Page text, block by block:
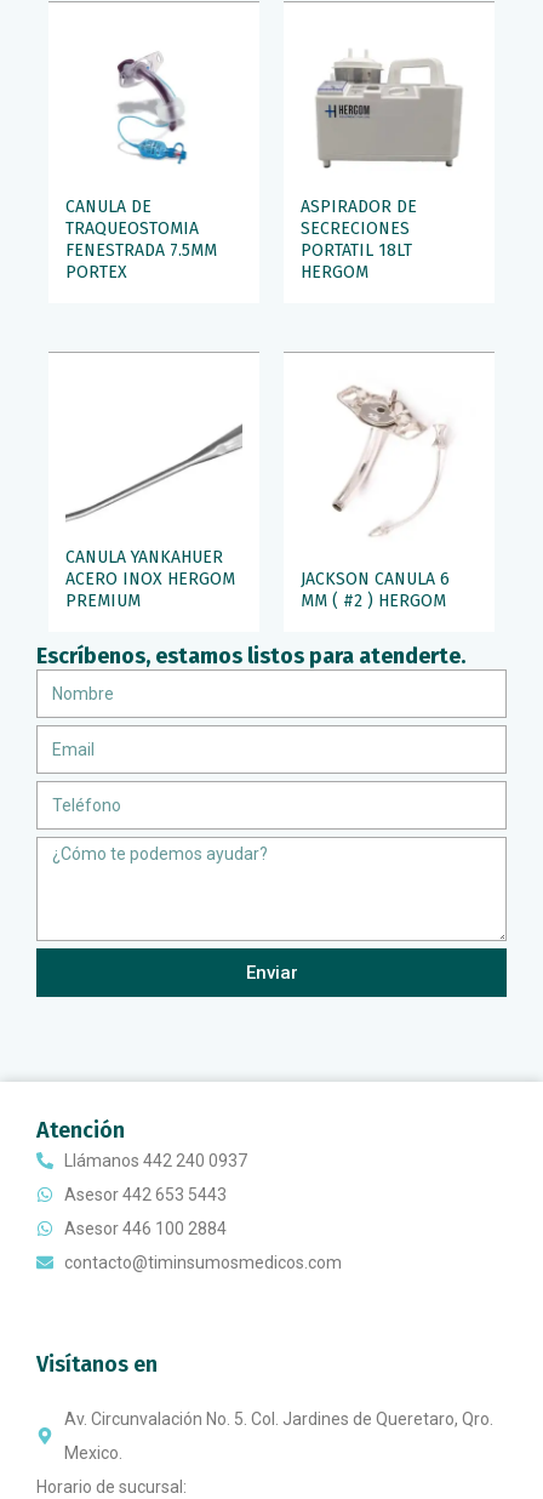
Escríbenos, estamos listos para atenderte.
Message
Enviar
CANULA DE
TRAQUEOSTOMIA
FENESTRADA 7.5MM
PORTEX
ASPIRADOR DE
SECRECIONES
PORTATIL 18LT
HERGOM
CANULA YANKAHUER
ACERO INOX HERGOM
PREMIUM
JACKSON CANULA 6
MM ( #2 ) HERGOM
Atención
Llámanos 442 240 0937
Asesor 442 653 5443
Asesor 446 100 2884
contacto@timinsumosmedicos.com
Visítanos en
Av. Circunvalación No. 5. Col. Jardines de Queretaro, Qro.
Mexico.
Horario de sucursal: